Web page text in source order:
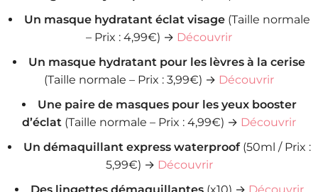
Un masque hydratant éclat visage (Taille normale
– Prix : 4,99€) → Découvrir
Un masque hydratant pour les lèvres à la cerise
(Taille normale – Prix : 3,99€) → Découvrir
Une paire de masques pour les yeux booster
d’éclat (Taille normale – Prix : 4,99€) → Découvrir
Un démaquillant express waterproof(50ml / Prix :
5,99€) → Découvrir